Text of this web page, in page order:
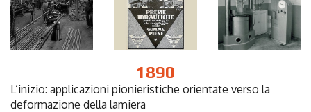
1890
L’inizio: applicazioni pionieristiche orientate verso la
deformazione della lamiera